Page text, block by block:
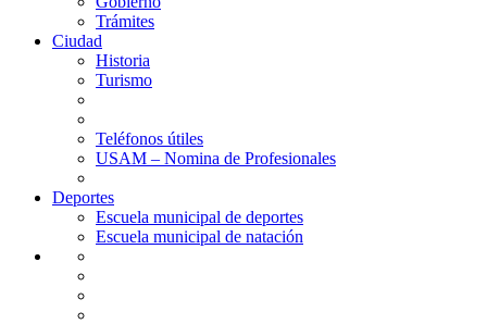
Trámites
Ciudad
Historia
Turismo
Teléfonos útiles
USAM – Nomina de Profesionales
Deportes
Escuela municipal de deportes
Escuela municipal de natación